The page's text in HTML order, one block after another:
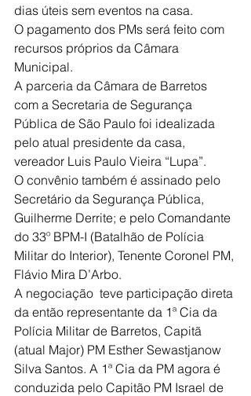
dias úteis sem eventos na casa.
O pagamento dos PMs será feito com
recursos próprios da Câmara
Municipal.
A parceria da Câmara de Barretos
com a Secretaria de Segurança
Pública de São Paulo foi idealizada
pelo atual presidente da casa,
vereador Luis Paulo Vieira “Lupa”.
O convênio também é assinado pelo
Secretário da Segurança Pública,
Guilherme Derrite; e pelo Comandante
do 33º BPM-I (Batalhão de Polícia
Militar do Interior), Tenente Coronel PM,
Flávio Mira D’Arbo.
A negociação  teve participação direta
da então representante da 1ª Cia da
Polícia Militar de Barretos, Capitã
(atual Major) PM Esther Sewastjanow
Silva Santos. A 1ª Cia da PM agora é
conduzida pelo Capitão PM Israel de